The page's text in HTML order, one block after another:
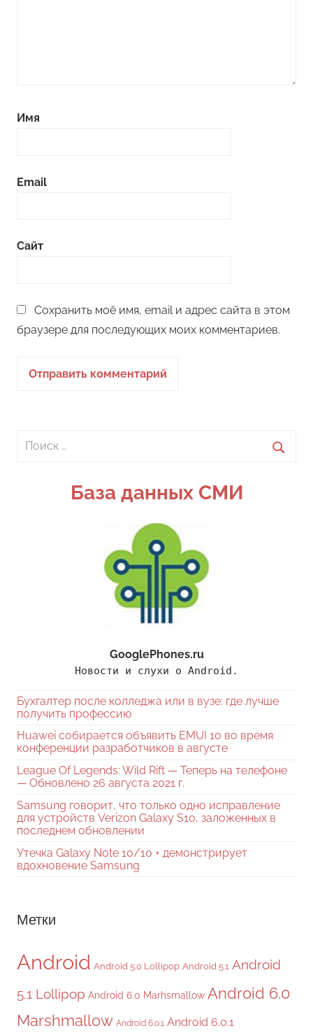
Имя
Email
Сайт
Сохранить моё имя, email и адрес сайта в этом
браузере для последующих моих комментариев.
Поиск
База данных СМИ
GooglePhones.ru
Новости и слухи о Android.
Бухгалтер после колледжа или в вузе: где лучше
получить профессию
Huawei собирается объявить EMUI 10 во время
конференции разработчиков в августе
League Of Legends: Wild Rift — Теперь на телефоне
— Обновлено 26 августа 2021 г.
Samsung говорит, что только одно исправление
для устройств Verizon Galaxy S10, заложенных в
последнем обновлении
Утечка Galaxy Note 10/10 + демонстрирует
вдохновение Samsung
Метки
Android Android 5.0 Lollipop Android 5.1 Android
5.1 Lollipop Android 6.0 Marhsmallow Android 6.0
Marshmallow Android 6.0.1 Android 6.0.1